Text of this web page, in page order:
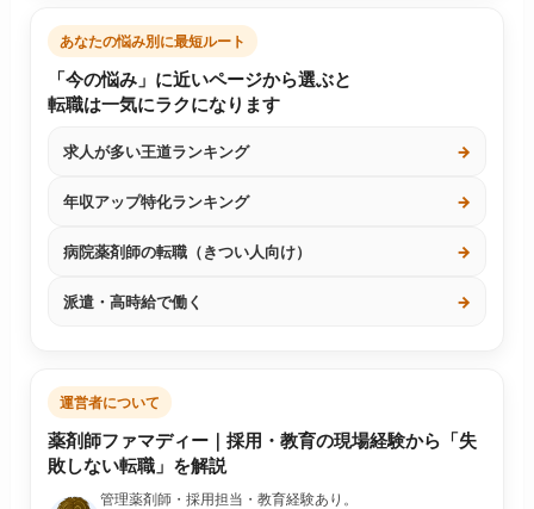
あなたの悩み別に最短ルート
「今の悩み」に近いページから選ぶと
転職は一気にラクになります
求人が多い王道ランキング →
年収アップ特化ランキング →
病院薬剤師の転職（きつい人向け） →
派遣・高時給で働く →
運営者について
薬剤師ファマディー｜採用・教育の現場経験から「失
敗しない転職」を解説
管理薬剤師・採用担当・教育経験あり。